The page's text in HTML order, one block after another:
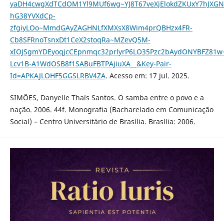
hG38YVXdCp-
zfgiyLOo~MmdGAyZAGHNLfXMXsX8Wim4prQBHzx4FR-
Cb8SFRnoTsnxDt1CeX2stoqRa~MZevQ5M-
Lcv1B-A1WdOSB8f1SABuFBTPAjiuXA__&Key-Pair-
Id=APKAJLOHF5GGSLRBV4ZA. Acesso em: 17 jul. 2025.
SIMÕES, Danyelle Thaís Santos. O samba entre o povo e a
nação. 2006. 44f. Monografia (Bacharelado em Comunicação
Social) – Centro Universitário de Brasília. Brasília: 2006.